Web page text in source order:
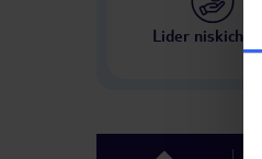
Lider niskich cen